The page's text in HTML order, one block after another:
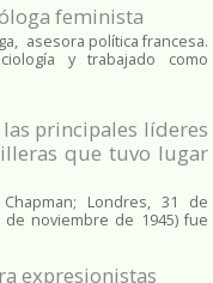
feminista
asesora política francesa.
y trabajado como
principales líderes
que tuvo lugar
Londres, 31 de
noviembre de 1945)​ fue
expresionistas